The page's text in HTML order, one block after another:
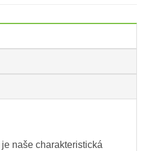
naše charakteristická